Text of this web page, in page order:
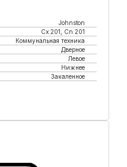
Johnston
Cx 201, Cn 201
Коммунальная техника
Дверное
Левое
Нижнее
Закаленное